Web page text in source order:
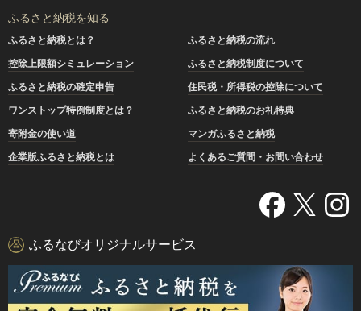
ふるさと納税を知る
ふるさと納税とは？
ふるさと納税の流れ
控除上限額シミュレーション
ふるさと納税制度について
ふるさと納税の確定申告
住民税・所得税の控除について
ワンストップ特例制度とは？
ふるさと納税のお礼特典
寄附金の使い道
マンガふるさと納税
企業版ふるさと納税とは
よくあるご質問・お問い合わせ
ふるなびオリジナルサービス